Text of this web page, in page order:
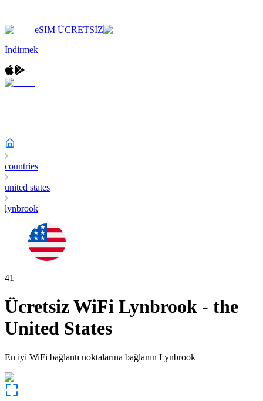
eSIM ÜCRETSİZ
İndirmek
countries
united states
lynbrook
41
Ücretsiz WiFi Lynbrook - the
United States
En iyi WiFi bağlantı noktalarına bağlanın Lynbrook